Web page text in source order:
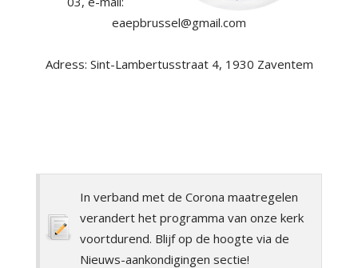
eaepbrussel@gmail.com
Adress: Sint-Lambertusstraat 4, 1930 Zaventem
In verband met de Corona maatregelen
verandert het programma van onze kerk
voortdurend. Blijf op de hoogte via de
Nieuws-aankondigingen sectie!